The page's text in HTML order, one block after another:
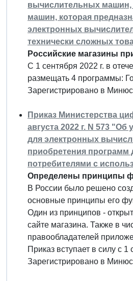
вычислительных
машин, которая
электронных
технически сложных
Российские магазины
С 1 сентября 2022 г. в
размещать 4 программы:
Зарегистрировано в
Приказ Министерства
августа 2022 г. N 573
для электронных
приобретения
потребителями с
Определены принципы
В России было решено
основные принципы его
Один из принципов -
сайте магазина. Также в
правообладателей
Приказ вступает в силу с 1
Зарегистрировано в